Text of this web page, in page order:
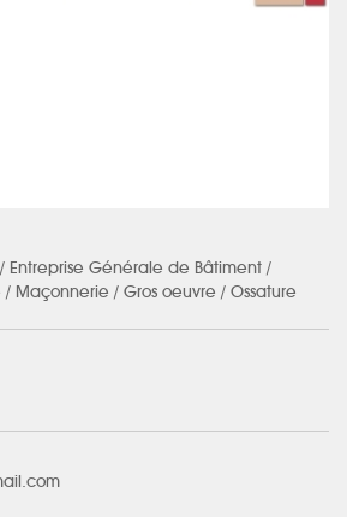
/ Entreprise Générale de Bâtiment /
Maçonnerie / Gros oeuvre / Ossature